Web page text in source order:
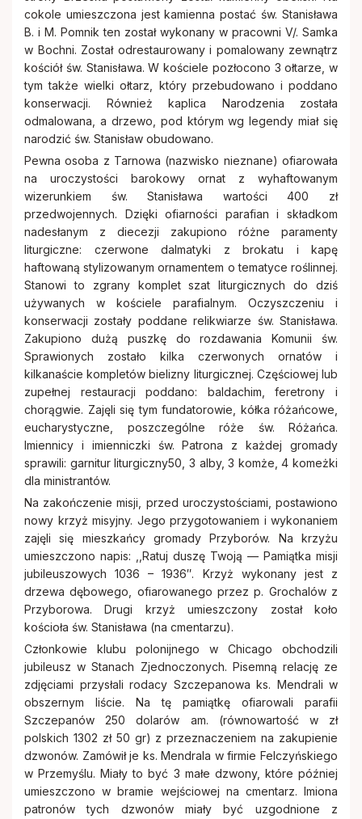
cokole umieszczona jest kamienna postać św. Stanisława
B. i M. Pomnik ten został wykonany w pracowni V/. Samka
w Bochni. Został odrestaurowany i pomalowany zewnątrz
kościół św. Stanisława. W kościele pozłocono 3 ołtarze, w
tym także wielki ołtarz, który przebudowano i poddano
konserwacji. Również kaplica Narodzenia została
odmalowana, a drzewo, pod którym wg legendy miał się
narodzić św. Stanisław obudowano.
Pewna osoba z Tarnowa (nazwisko nieznane) ofiarowała
na uroczystości barokowy ornat z wyhaftowanym
wizerunkiem św. Stanisława wartości 400 zł
przedwojennych. Dzięki ofiarności parafian i składkom
nadesłanym z diecezji zakupiono różne paramenty
liturgiczne: czerwone dalmatyki z brokatu i kapę
haftowaną stylizowanym ornamentem o tematyce roślinnej.
Stanowi to zgrany komplet szat liturgicznych do dziś
używanych w kościele parafialnym. Oczyszczeniu i
konserwacji zostały poddane relikwiarze św. Stanisława.
Zakupiono dużą puszkę do rozdawania Komunii św.
Sprawionych zostało kilka czerwonych ornatów i
kilkanaście kompletów bielizny liturgicznej. Częściowej lub
zupełnej restauracji poddano: baldachim, feretrony i
chorągwie. Zajęli się tym fundatorowie, kółka różańcowe,
eucharystyczne, poszczególne róże św. Różańca.
Imiennicy i imienniczki św. Patrona z każdej gromady
sprawili: garnitur liturgiczny50, 3 alby, 3 komże, 4 komeżki
dla ministrantów.
Na zakończenie misji, przed uroczystościami, postawiono
nowy krzyż misyjny. Jego przygotowaniem i wykonaniem
zajęli się mieszkańcy gromady Przyborów. Na krzyżu
umieszczono napis: ,,Ratuj duszę Twoją — Pamiątka misji
jubileuszowych 1036 – 1936″. Krzyż wykonany jest z
drzewa dębowego, ofiarowanego przez p. Grochalów z
Przyborowa. Drugi krzyż umieszczony został koło
kościoła św. Stanisława (na cmentarzu).
Członkowie klubu polonijnego w Chicago obchodzili
jubileusz w Stanach Zjednoczonych. Pisemną relację ze
zdjęciami przysłali rodacy Szczepanowa ks. Mendrali w
obszernym liście. Na tę pamiątkę ofiarowali parafii
Szczepanów 250 dolarów am. (równowartość w zł
polskich 1302 zł 50 gr) z przeznaczeniem na zakupienie
dzwonów. Zamówił je ks. Mendrala w firmie Felczyńskiego
w Przemyślu. Miały to być 3 małe dzwony, które później
umieszczono w bramie wejściowej na cmentarz. Imiona
patronów tych dzwonów miały być uzgodnione z